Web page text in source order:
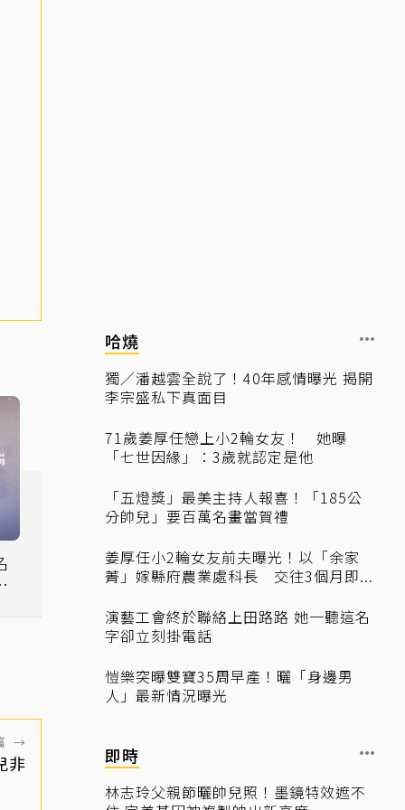
→
非
哈燒
獨／潘越雲全說了！40年感情曝光 揭開
李宗盛私下真面目
71歲姜厚任戀上小2輪女友！ 她曝
「七世因緣」：3歲就認定是他
「五燈獎」最美主持人報喜！「185公
分帥兒」要百萬名畫當賀禮
姜厚任小2輪女友前夫曝光！以「余家
菁」嫁縣府農業處科長 交往3個月即...
演藝工會終於聯絡上田路路 她一聽這名
字卻立刻掛電話
愷樂突曝雙寶35周早產！曬「身邊男
人」最新情況曝光
即時
林志玲父親節曬帥兒照！墨鏡特效遮不